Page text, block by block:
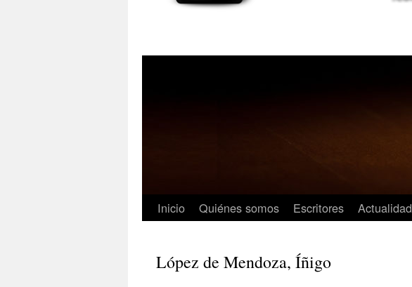
Inicio Quiénes somos Escritores Actualidad
López de Mendoza, Íñigo